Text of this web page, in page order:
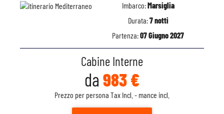
Imbarco:Marsiglia
Durata:7 notti
Partenza:07 Giugno 2027
Cabine Interne
da 983 €
Prezzo per persona Tax Incl. - mance incl.